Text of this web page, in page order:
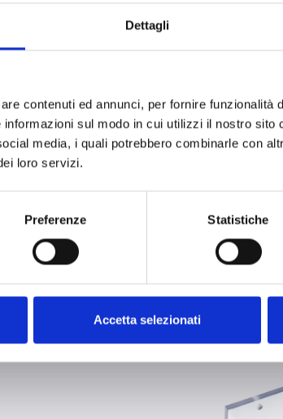
Dettagli
contenuti ed annunci, per fornire funzionalità
sul modo in cui utilizzi il nostro sito
media, i quali potrebbero combinarle con
loro servizi.
Preferenze Statistiche
Accetta selezionati